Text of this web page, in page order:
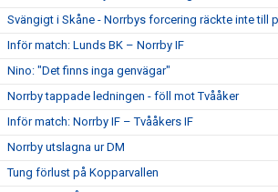
Svängigt i Skåne - Norrbys forcering räckte inte till
Inför match: Lunds BK – Norrby IF
Nino: "Det finns inga genvägar"
Norrby tappade ledningen - föll mot Tvååker
Inför match: Norrby IF – Tvååkers IF
Norrby utslagna ur DM
Tung förlust på Kopparvallen